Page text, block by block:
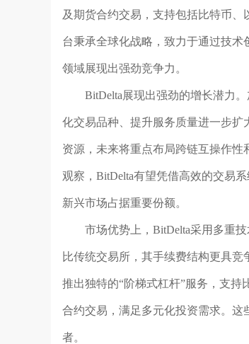
及期货合约交易，支持包括比特币
台秉承全球化战略，致力于通过技
领域展现出强劲竞争力。
BitDelta展现出强劲的增长潜力
化交易品种、提升服务质量进一步
资源，未来将重点布局跨链互操作性
观察，BitDelta有望凭借高效的交易
新兴市场占据重要份额。
市场优势上，BitDelta采用多重
比传统交易所，其手续费结构更具
推出独特的“阶梯式杠杆”服务，支
合约交易，满足多元化投资需求。
者。